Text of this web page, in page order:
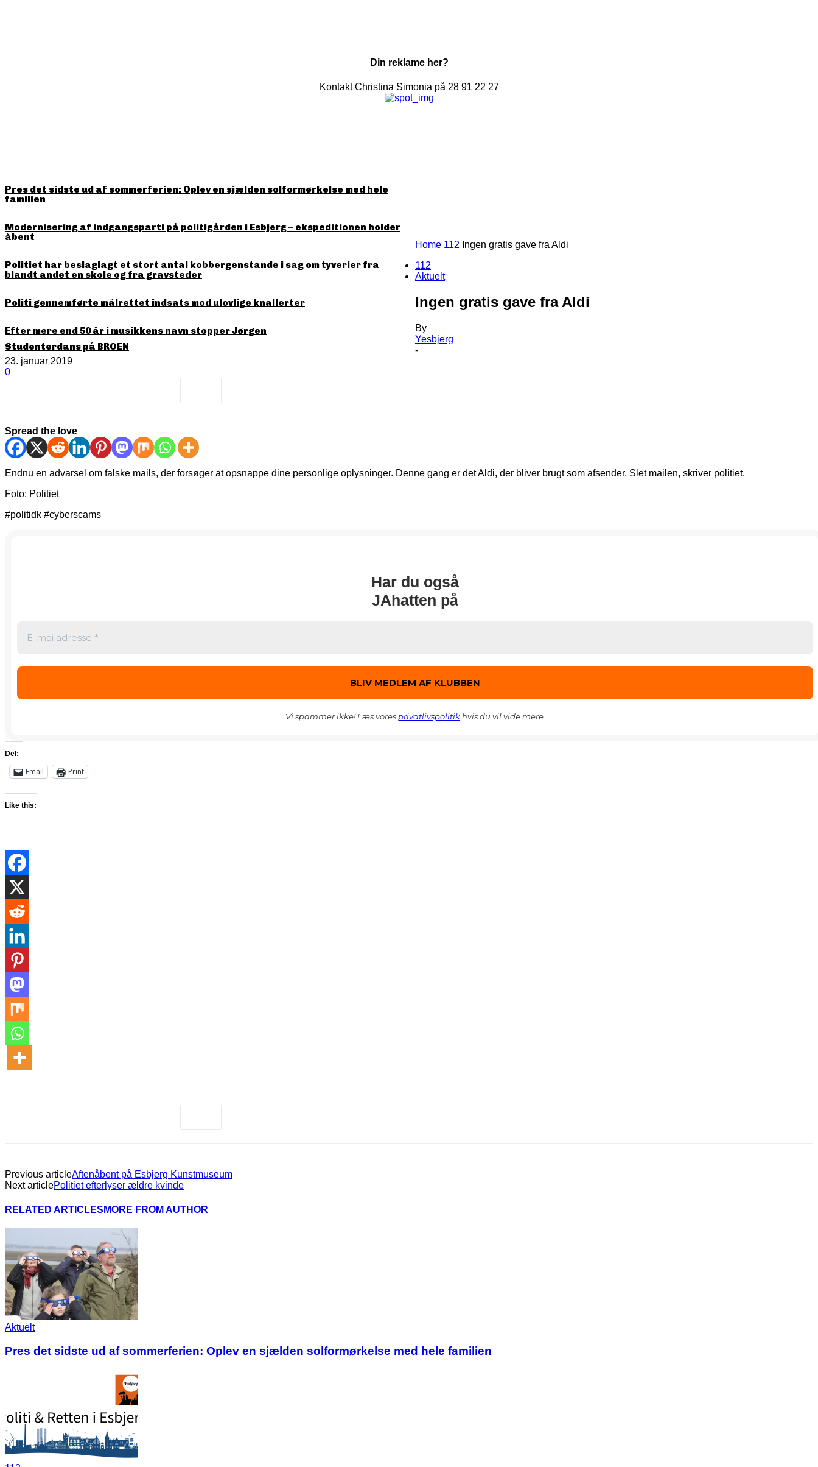
Din reklame her?
Kontakt Christina Simonia på 28 91 22 27
Pres det sidste ud af sommerferien: Oplev en sjælden solformørkelse med hele
familien
Modernisering af indgangsparti på politigården i Esbjerg – ekspeditionen holder
åbent
Politiet har beslaglagt et stort antal kobbergenstande i sag om tyverier fra
blandt andet en skole og fra gravsteder
Politi gennemførte målrettet indsats mod ulovlige knallerter
Efter mere end 50 år i musikkens navn stopper Jørgen
Studenterdans på BROEN
Home 112 Ingen gratis gave fra Aldi
112
Aktuelt
Ingen gratis gave fra Aldi
By
Yesbjerg
-
23. januar 2019
0
Spread the love
Endnu en advarsel om falske mails, der forsøger at opsnappe dine personlige oplysninger. Denne gang er det Aldi, der bliver brugt som afsender. Slet mailen, skriver politiet.
Foto: Politiet
#politidk #cyberscams
Har du også
JAhatten på
Vi spammer ikke! Læs voresprivatlivspolitikhvis du vil vide mere.
Del:
Email Print
Like this:
Previous articleAftenåbent på Esbjerg Kunstmuseum
Next articlePolitiet efterlyser ældre kvinde
RELATED ARTICLES MORE FROM AUTHOR
Aktuelt
Pres det sidste ud af sommerferien: Oplev en sjælden solformørkelse med hele familien